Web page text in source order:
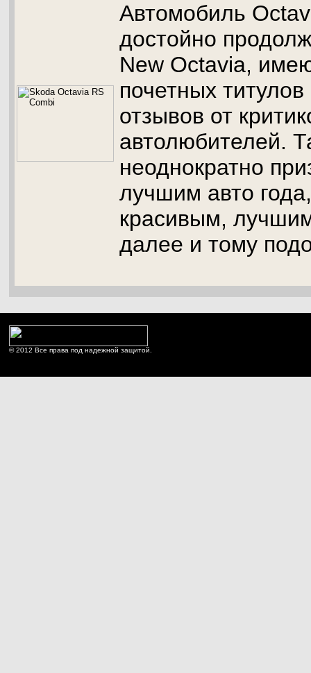
Автомобиль
достойно
New Octavia,
почетных
отзывов от
автолюбителей.
неоднократно
лучшим авто
красивым,
далее и тому
© 2012 Все права под надежной защитой.